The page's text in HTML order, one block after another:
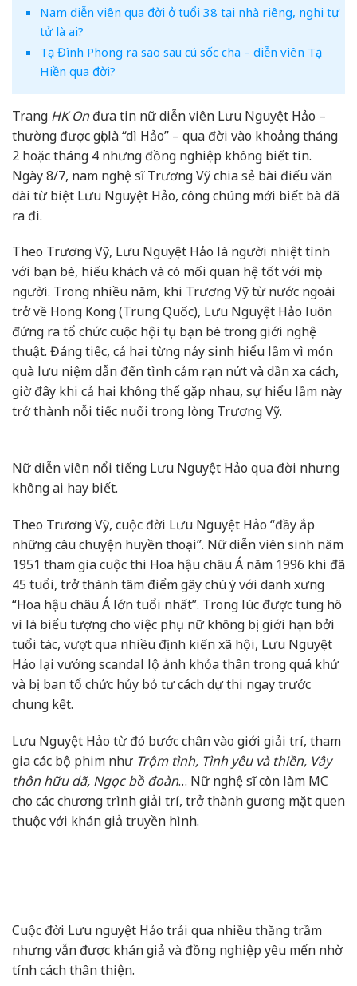
Nam diễn viên qua đời ở tuổi 38 tại nhà riêng, nghi tự
tử là ai?
Tạ Đình Phong ra sao sau cú sốc cha – diễn viên Tạ
Hiền qua đời?
Trang HK Onđưa tin nữ diễn viên Lưu Nguyệt Hảo –
thường được gọi là “dì Hảo” – qua đời vào khoảng tháng
2 hoặc tháng 4 nhưng đồng nghiệp không biết tin.
Ngày 8/7, nam nghệ sĩ Trương Vỹ chia sẻ bài điếu văn
dài từ biệt Lưu Nguyệt Hảo, công chúng mới biết bà đã
ra đi.
Theo Trương Vỹ, Lưu Nguyệt Hảo là người nhiệt tình
với bạn bè, hiếu khách và có mối quan hệ tốt với mọi
người. Trong nhiều năm, khi Trương Vỹ từ nước ngoài
trở về Hong Kong (Trung Quốc), Lưu Nguyệt Hảo luôn
đứng ra tổ chức cuộc hội tụ bạn bè trong giới nghệ
thuật. Đáng tiếc, cả hai từng nảy sinh hiểu lầm vì món
quà lưu niệm dẫn đến tình cảm rạn nứt và dần xa cách,
giờ đây khi cả hai không thể gặp nhau, sự hiểu lầm này
trở thành nỗi tiếc nuối trong lòng Trương Vỹ.
Nữ diễn viên nổi tiếng Lưu Nguyệt Hảo qua đời nhưng
không ai hay biết.
Theo Trương Vỹ, cuộc đời Lưu Nguyệt Hảo “đầy ắp
những câu chuyện huyền thoại”. Nữ diễn viên sinh năm
1951 tham gia cuộc thi Hoa hậu châu Á năm 1996 khi đã
45 tuổi, trở thành tâm điểm gây chú ý với danh xưng
“Hoa hậu châu Á lớn tuổi nhất”. Trong lúc được tung hô
vì là biểu tượng cho việc phụ nữ không bị giới hạn bởi
tuổi tác, vượt qua nhiều định kiến xã hội, Lưu Nguyệt
Hảo lại vướng scandal lộ ảnh khỏa thân trong quá khứ
và bị ban tổ chức hủy bỏ tư cách dự thi ngay trước
chung kết.
Lưu Nguyệt Hảo từ đó bước chân vào giới giải trí, tham
gia các bộ phim như Trộm tình, Tình yêu và thiền, Vây
thôn hữu dã, Ngọc bồ đoàn… Nữ nghệ sĩ còn làm MC
cho các chương trình giải trí, trở thành gương mặt quen
thuộc với khán giả truyền hình.
Cuộc đời Lưu nguyệt Hảo trải qua nhiều thăng trầm
nhưng vẫn được khán giả và đồng nghiệp yêu mến nhờ
tính cách thân thiện.